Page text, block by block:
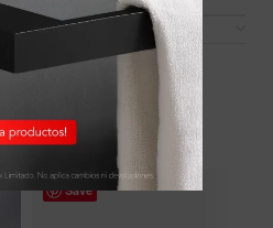
QUE PUEDEN
Save